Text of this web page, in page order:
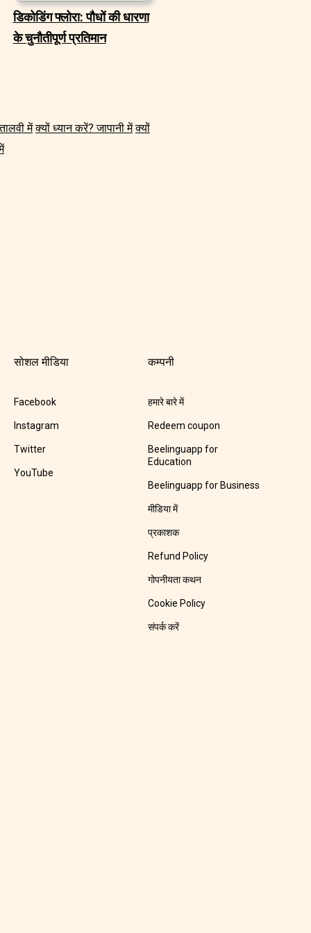
डिकोडिंग फ्लोरा: पौधों की धारणा
के चुनौतीपूर्ण प्रतिमान
में क्यों ध्यान करें? जापानी में क्यों
सोशल मीडिया
Facebook
Instagram
Twitter
YouTube
कम्पनी
हमारे बारे में
Redeem coupon
Beelinguapp for
Education
Beelinguapp for Business
मीडिया में
प्रकाशक
Refund Policy
गोपनीयता कथन
Cookie Policy
संपर्क करें